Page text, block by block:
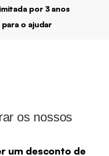
por 3 anos
o ajudar
os nossos
um desconto de